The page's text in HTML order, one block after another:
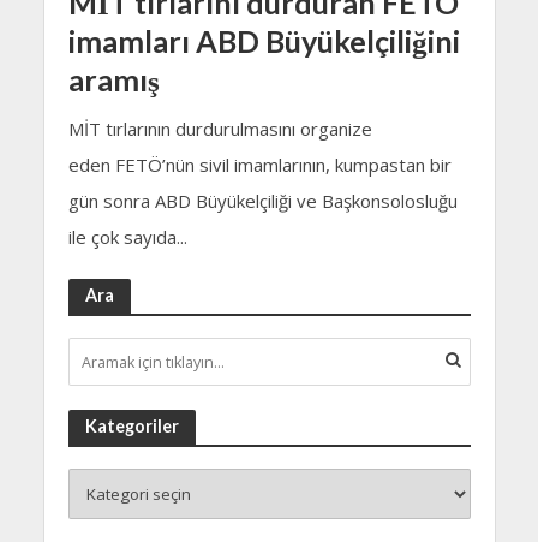
imamları ABD Büyükelçiliğini
aramış
MİT tırlarının durdurulmasını organize
eden FETÖ’nün sivil imamlarının, kumpastan bir
gün sonra ABD Büyükelçiliği ve Başkonsolosluğu
ile çok sayıda...
Ara
Kategoriler